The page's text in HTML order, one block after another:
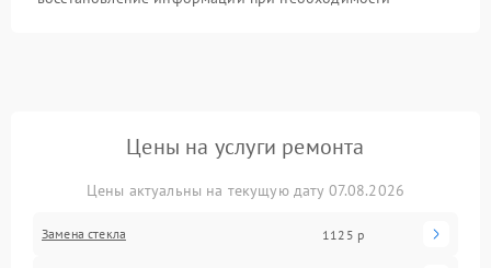
Цены на услуги ремонта
Цены актуальны на текущую дату 07.08.2026
Замена стекла 1125 р